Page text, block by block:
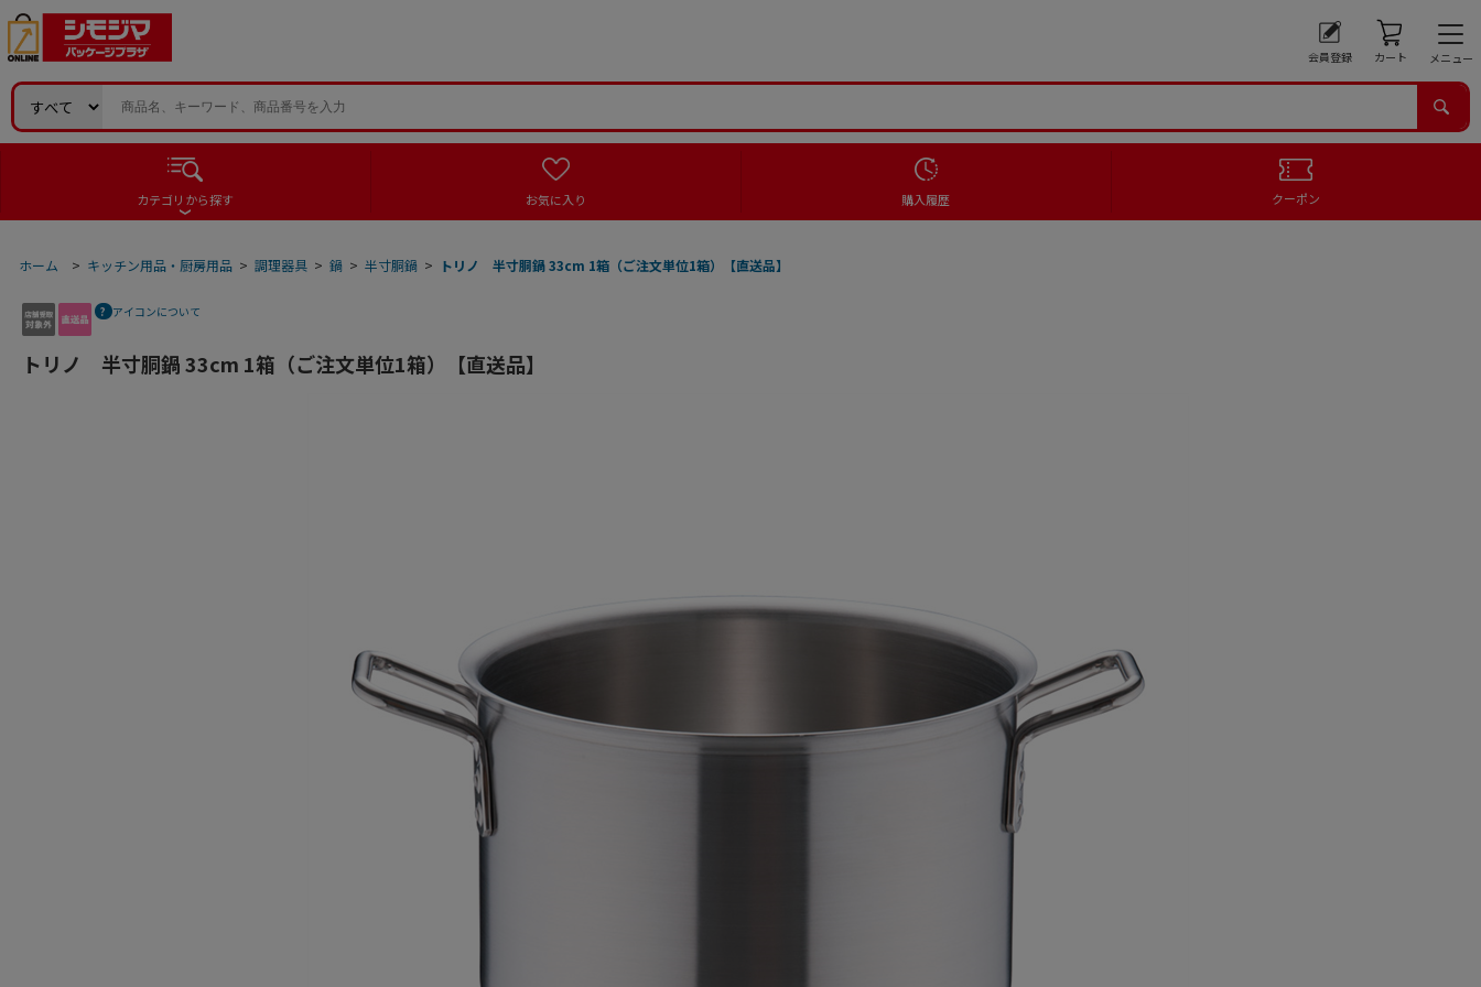
会員登録 カート メニュー
カテゴリから探す お気に入り 購入履歴 クーポン
ホーム > キッチン用品・厨房用品 > 調理器具 > 鍋 > 半寸胴鍋 > トリノ 半寸胴鍋 33cm 1箱（ご注文単位1箱）【直送品】
アイコンについて
トリノ 半寸胴鍋 33cm 1箱（ご注文単位1箱）【直送品】